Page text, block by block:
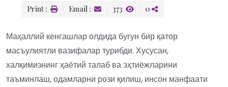
Print : Email : 373 0
Маҳаллий кенгашлар олдида бугун бир қатор
масъулиятли вазифалар турибди. Хусусан,
халқимизнинг ҳаётий талаб ва эҳтиёжларини
таъминлаш, одамларни рози қилиш, инсон манфаати